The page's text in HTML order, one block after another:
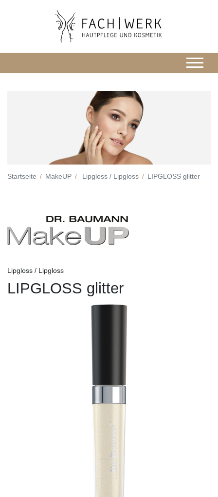
Startseite MakeUP Lipgloss / Lipgloss LIPGLOSS glitter
Lipgloss / Lipgloss
LIPGLOSS glitter